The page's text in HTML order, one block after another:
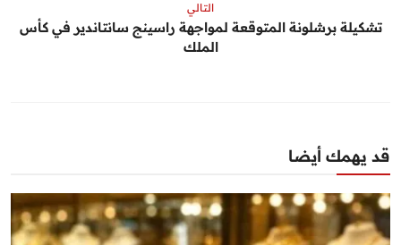
التالي
تشكيلة برشلونة المتوقعة لمواجهة راسينج سانتاندير في كأس
الملك
قد يهمك أيضا